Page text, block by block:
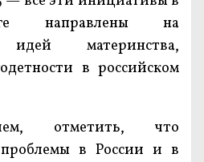
направлены на
идей материнства,
в российском
отметить, что
проблемы в России и в